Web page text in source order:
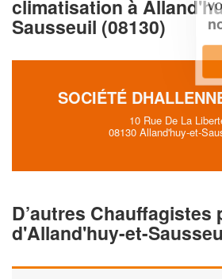
climatisation à
Sausseuil (08130)
SOCIÉTÉ
10 Rue De La
08130 Alland'huy-et-
D’autres Chauffagistes
d'Alland'huy-et-
marges
nouveaux clients!
En